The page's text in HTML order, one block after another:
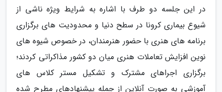
در این جلسه دو طرف با اشاره به شرایط ویژه ناشی از
شیوع بیماری کرونا در سطح دنیا و محدودیت های برگزاری
برنامه های هنری با حضور هنرمندان، در خصوص شیوه های
نوین افزایش تعاملات هنری میان دو کشور مذاکراتی کردند؛
برگزاری اجراهای مشترک و تشکیل مستر کلاس های
آموزشی به صورت آنلاین از جمله پیشنهادهای مطرح شده